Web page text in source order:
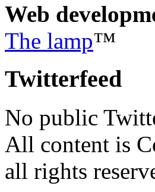
Web
The lamp™
Twitterfeed
No public
All content is
all rights